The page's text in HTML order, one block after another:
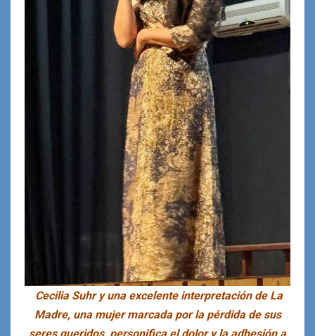
Cecilia Suhr y una excelente interpretación de La
Madre, una mujer marcada por la pérdida de sus